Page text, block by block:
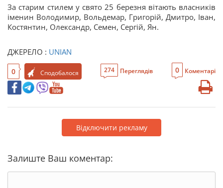
За старим стилем у свято 25 березня вітають власників
іменин Володимир, Вольдемар, Григорій, Дмитро, Іван,
Костянтин, Олександр, Семен, Сергій, Ян.
ДЖЕРЕЛО : UNIAN
0 Сподобалося 274 Переглядів 0 Коментарі
Відключити рекламу
Залиште Ваш коментар: